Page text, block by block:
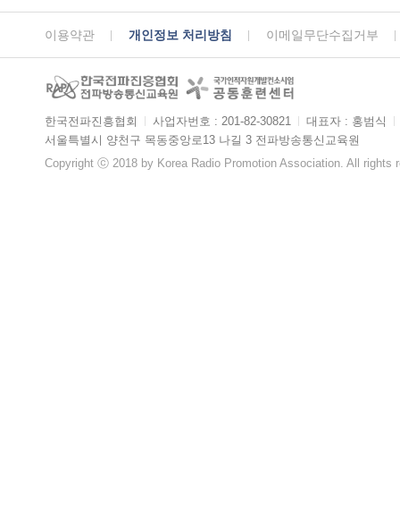
이용약관 개인정보 처리방침 이메일무단수집거부
한국전파진흥협회 사업자번호 : 201-82-30821 대표자 : 홍범식
서울특별시 양천구 목동중앙로13 나길 3 전파방송통신교육원
Copyright ⓒ 2018 by Korea Radio Promotion Association. All rights